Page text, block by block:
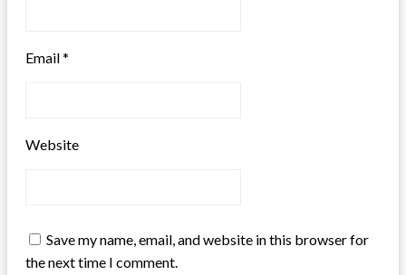
Email*
Website
Save my name, email, and website in this browser for
the next time I comment.